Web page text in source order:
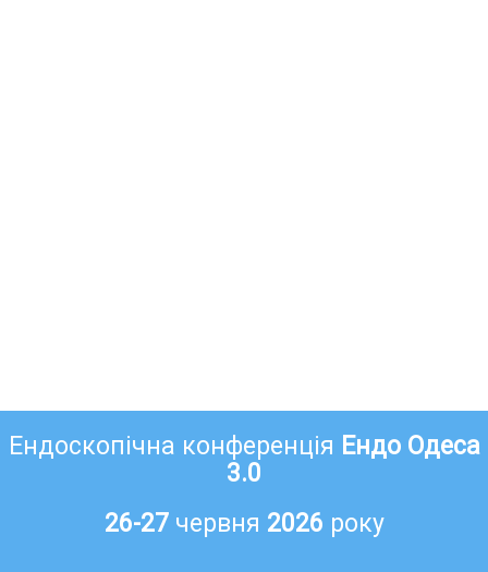
Ендоскопічна конференція Ендо Одеса
3.0
26-27 червня 2026 року